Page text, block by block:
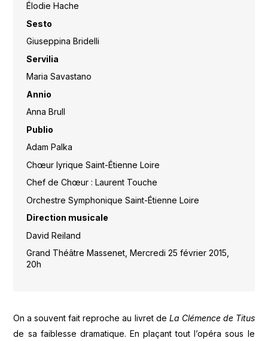
Élodie Hache
Sesto
Giuseppina Bridelli
Servilia
Maria Savastano
Annio
Anna Brull
Publio
Adam Palka
Chœur lyrique Saint-Étienne Loire
Chef de Chœur : Laurent Touche
Orchestre Symphonique Saint-Étienne Loire
Direction musicale
David Reiland
Grand Théâtre Massenet, Mercredi 25 février 2015,
20h
On a souvent fait reproche au livret de La Clémence de Titus
de sa faiblesse dramatique. En plaçant tout l’opéra sous le